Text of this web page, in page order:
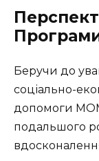
Беручи до
соціально-
допомоги
подальшого